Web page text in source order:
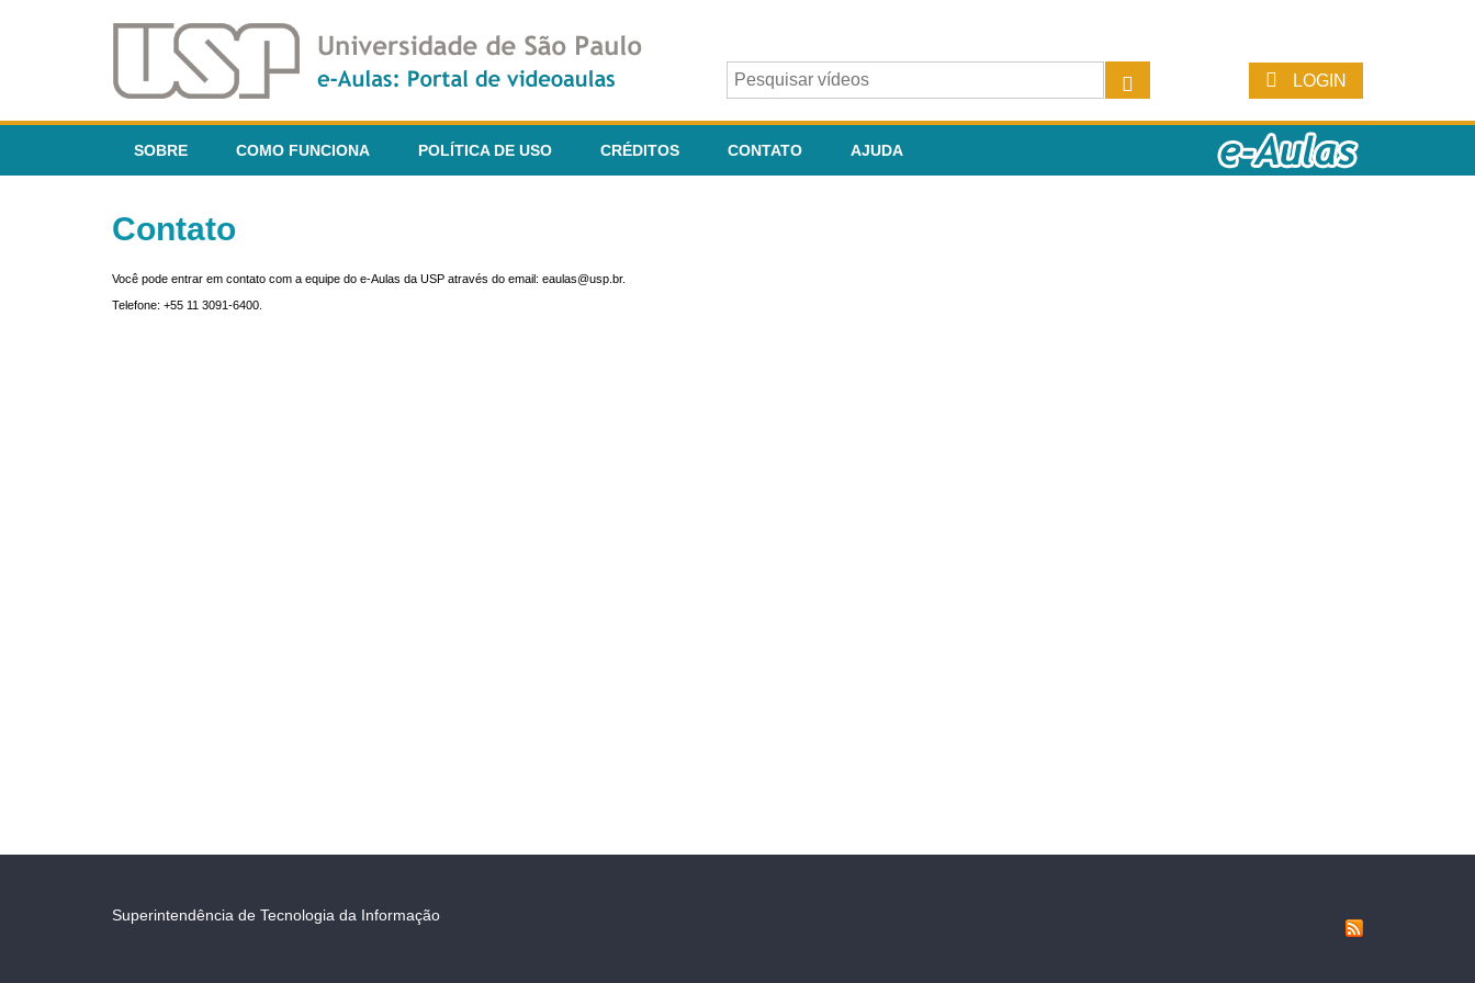
LOGIN
SOBRE COMO FUNCIONA POLÍTICA DE USO CRÉDITOS CONTATO AJUDA
Contato
Você pode entrar em contato com a equipe do e-Aulas da USP através do email: eaulas@usp.br.
Telefone: +55 11 3091-6400.
Superintendência de Tecnologia da Informação